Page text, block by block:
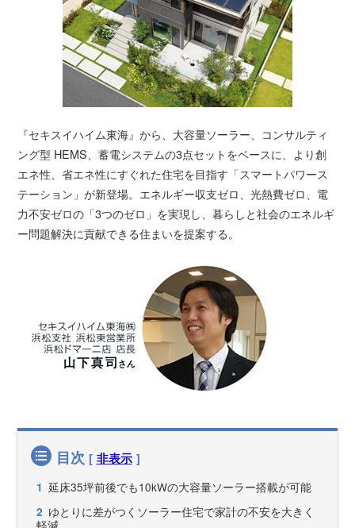
『セキスイハイム東海』から、大容量ソーラー、コンサルティ
ング型 HEMS、蓄電システムの3点セットをベースに、より創
エネ性、省エネ性にすぐれた住宅を目指す「スマートパワース
テーション」が新登場。エネルギー収支ゼロ、光熱費ゼロ、電
力不安ゼロの「3つのゼロ」を実現し、暮らしと社会のエネルギ
ー問題解決に貢献できる住まいを提案する。
目次 [ 非表示 ]
1 延床35坪前後でも10kWの大容量ソーラー搭載が可能
2 ゆとりに差がつくソーラー住宅で家計の不安を大きく